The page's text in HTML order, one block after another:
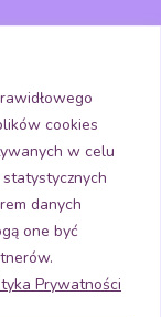
cookies
w celu
danych
one być
Prywatności